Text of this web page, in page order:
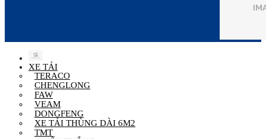
XE TẢI
TERACO
CHENGLONG
FAW
VEAM
DONGFENG
XE TẢI THÙNG DÀI 6M2
TMT